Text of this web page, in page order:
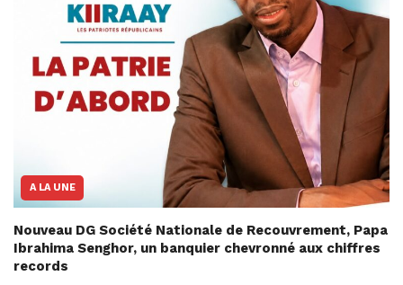
A LA UNE
Nouveau DG Société Nationale de Recouvrement, Papa
Ibrahima Senghor, un banquier chevronné aux chiffres
records